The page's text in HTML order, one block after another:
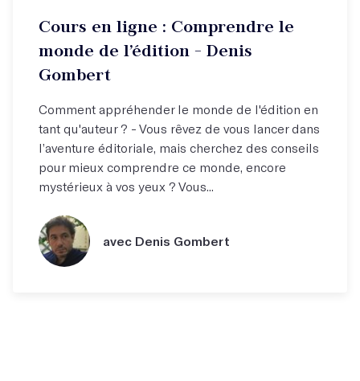
Cours en ligne : Comprendre le
monde de l’édition - Denis
Gombert
Comment appréhender le monde de l'édition en
tant qu'auteur ? - Vous rêvez de vous lancer dans
l’aventure éditoriale, mais cherchez des conseils
pour mieux comprendre ce monde, encore
mystérieux à vos yeux ? Vous...
avec Denis Gombert